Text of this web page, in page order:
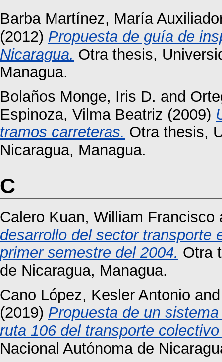
Barba Martínez, María
(2012) Propuesta de guía de
Nicaragua. Otra thesis,
Managua.
Bolaños Monge, Iris D. and
Espinoza, Vilma Beatriz (2009)
tramos carreteras. Otra thesis,
Nicaragua, Managua.
C
Calero Kuan, William Francisco
desarrollo del sector transporte
primer semestre del 2004. Otra
de Nicaragua, Managua.
Cano López, Kesler Antonio
(2019) Propuesta de un
ruta 106 del transporte
Nacional Autónoma de